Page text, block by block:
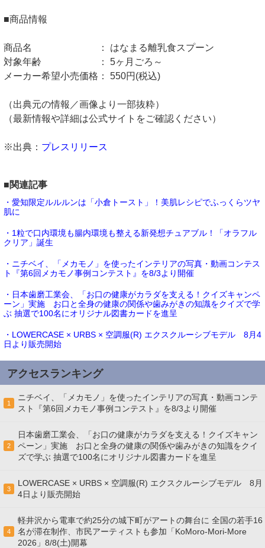
■商品情報
商品名 ： はなまる離乳食スプーン
対象年齢 ： 5ヶ月ごろ～
メーカー希望小売価格： 550円(税込)
（出典元の情報／画像より一部抜粋）
（最新情報や詳細は公式サイトをご確認ください）
※出典： プレスリリース
■関連記事
・愛知限定ルルルンは「小倉トースト」！美肌レシピでふっくらツヤ
肌に
・1粒で口内環境も腸内環境も整える新発想チュアブル！「オラフル
クリア」誕生
・ニチベイ、「メカモノ」を使ったインテリアの写真・動画コンテス
ト『第6回メカモノ事例コンテスト』を8/3より開催
・日本歯磨工業会、「お口の健康がカラダを支える！クイズキャンペ
ーン」実施 お口と全身の健康の関係や歯みがきの知識をクイズで学
ぶ 抽選で100名にオリジナル図書カードを進呈
・LOWERCASE × URBS × 空調服(R) エクスクルーシブモデル 8月4
日より販売開始
アクセスランキング
1
ニチベイ、「メカモノ」を使ったインテリアの写真・動画コンテ
スト『第6回メカモノ事例コンテスト』を8/3より開催
2
日本歯磨工業会、「お口の健康がカラダを支える！クイズキャン
ペーン」実施 お口と全身の健康の関係や歯みがきの知識をクイ
ズで学ぶ 抽選で100名にオリジナル図書カードを進呈
3
LOWERCASE × URBS × 空調服(R) エクスクルーシブモデル 8月
4日より販売開始
4
軽井沢から電車で約25分の城下町がアートの舞台に 全国の若手16
名が滞在制作、市民アーティストも参加「KoMoro-Mori-More
2026」8/8(土)開幕